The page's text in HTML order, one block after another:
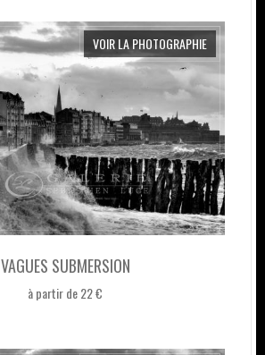
VAGUES SUBMERSION
à partir de 22 €
VOIR LA PHOTOGRAPHIE